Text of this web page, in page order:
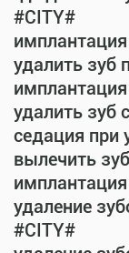
#CITY#
удалить зуб
удалить зуб
седация при
вылечить
удаление
#CITY#